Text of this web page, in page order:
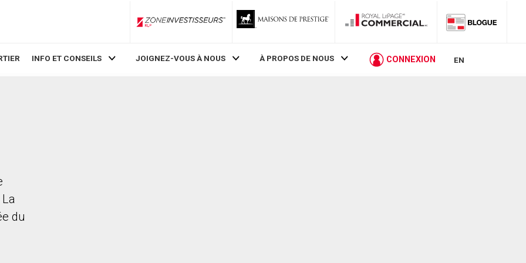
ZoneInvestisseurs RLP
INFO ET CONSEILS JOIGNEZ-VOUS À NOUS À PROPOS DE NOUS CONNEXION EN
du